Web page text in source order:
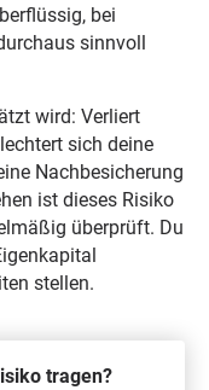
bei
sinnvoll
wird: Verliert
sich deine
Nachbesicherung
ist dieses Risiko
überprüft. Du
stellen.
tragen?